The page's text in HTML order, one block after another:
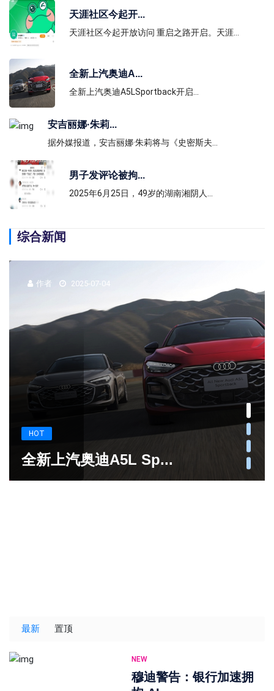
安吉丽娜·朱莉×道格·里曼！出
演电影《主...
男子发评论被拘后翻案 官方调
查 两年曲折...
天涯社区今起开...
天涯社区今起开放访问 重启之路开启。天涯...
全新上汽奥迪A...
全新上汽奥迪A5LSportback开启...
安吉丽娜·朱莉...
据外媒报道，安吉丽娜·朱莉将与《史密斯夫...
男子发评论被拘...
2025年6月25日，49岁的湖南湘阴人...
综合新闻
作者 2025-07-04
HOT
全新上汽奥迪A5L Sp...
最新 置顶
NEW
穆迪警告：银行加速拥